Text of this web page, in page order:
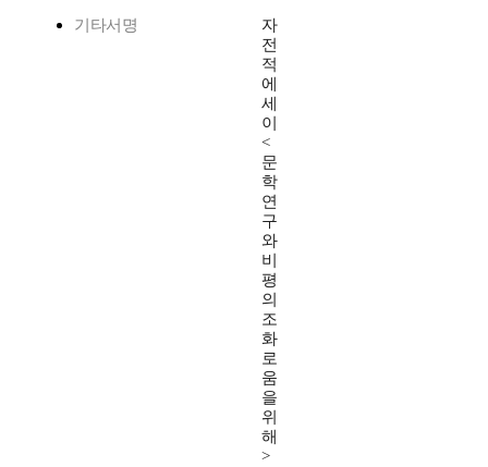
기타서명
자
전
적
에
세
이
<
문
학
연
구
와
비
평
의
조
화
로
움
을
위
해
>